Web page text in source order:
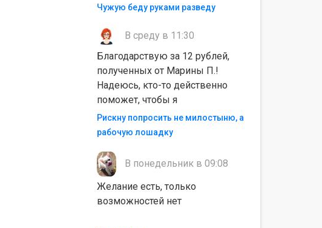
Чужую беду руками разведу
В среду в 11:30
Благодарствую за 12 рублей,
полученных от Марины П.!
Надеюсь, кто-то действенно
поможет, чтобы я
Рискну попросить не милостыню, а
рабочую лошадку
В понедельник в 09:08
Желание есть, только
возможностей нет